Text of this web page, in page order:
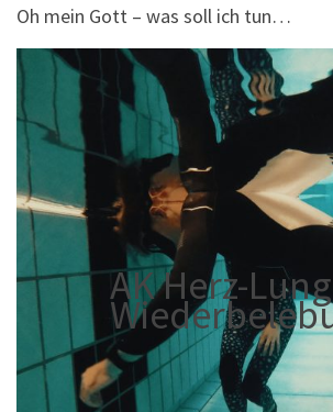
Oh mein Gott – was soll ich tun…
AK Herz-